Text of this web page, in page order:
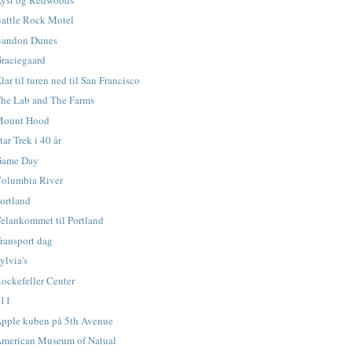
Rock Motel
Dunes
til turen ned til San Francisco
Lab and The Farms
Hood
Trek i 40 år
Day
River
til Portland
dag
Center
kuben på 5th Avenue
Museum of Natual